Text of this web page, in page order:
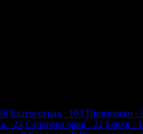
Благоевград · 103 Приморско ·
· 24 Сапарева баня · 22 Банкя ·